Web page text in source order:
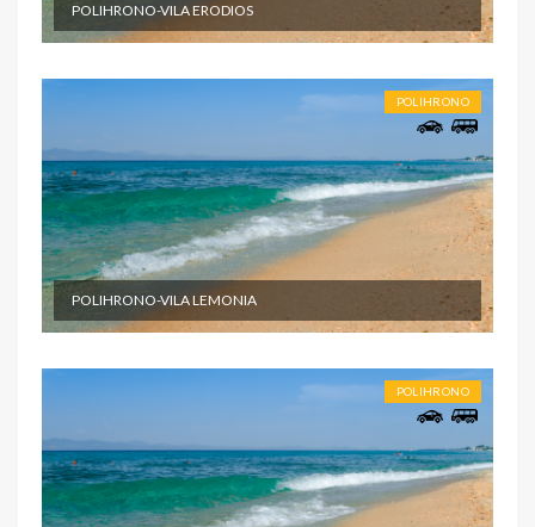
POLIHRONO-VILA ERODIOS
POLIHRONO
POLIHRONO-VILA LEMONIA
POLIHRONO